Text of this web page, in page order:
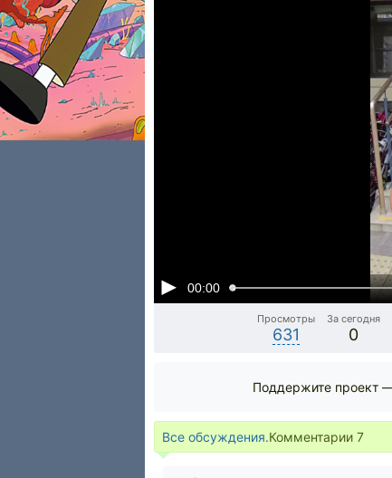
00:00
Просмотры
631
За сегодня
0
Поддержите проект
Все обсуждения.Комментарии 7